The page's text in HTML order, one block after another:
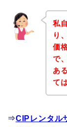
私
り
価
で
あ
て
⇒CIPレンタル